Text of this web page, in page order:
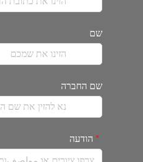
שם
שם החברה
הודעה